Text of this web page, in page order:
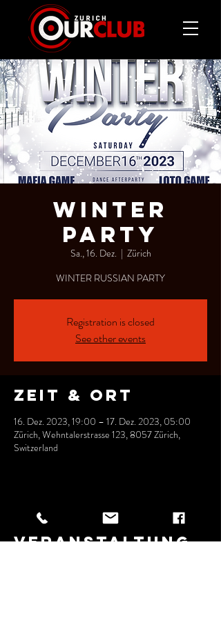
WINTER
PARTY
Sa., 16. Dez.
  |
Zürich
WINTER RUSSIAN PARTY
Registration is closed
See other events
Zeit & Ort
16. Dez. 2023, 19:00 – 17. Dez. 2023, 05:00
Zürich, Wehntalerstrasse 123, 8057 Zürich,
Switzerland
Diese
Veranstaltung